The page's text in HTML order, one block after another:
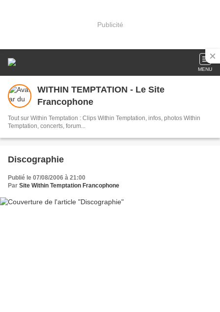
Publicité
MENU
WITHIN TEMPTATION - Le Site
Francophone
Tout sur Within Temptation : Clips Within Temptation, infos, photos Within
Temptation, concerts, forum...
Discographie
Publié le 07/08/2006 à 21:00
Par Site Within Temptation Francophone